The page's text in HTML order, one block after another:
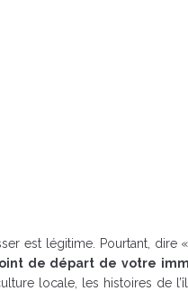
est légitime. Pourtant, dire
de départ de votre
locale, les histoires de